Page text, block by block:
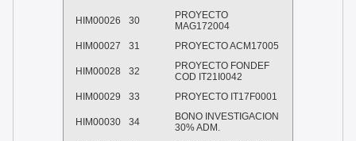
HIM00026 30
PROYECTO
MAG172004
HIM00027
31 PROYECTO ACM17005
HIM00028 32
PROYECTO FONDEF
COD IT21I0042
HIM00029
33 PROYECTO IT17F0001
HIM00030 34
BONO INVESTIGACION
30% ADM.